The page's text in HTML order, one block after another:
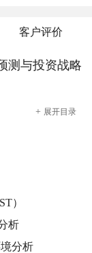
客户评价
测与投资战略
+ 展开目录
）
析
分析